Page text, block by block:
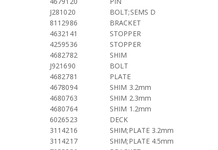
J281020
BOLT;SEMS D
8112986
BRACKET
4632141
STOPPER
4259536
STOPPER
4682782
SHIM
J921690
BOLT
4682781
PLATE
4678094
SHIM 3.2mm
4680763
SHIM 2.3mm
4680764
SHIM 1.2mm
6026523
DECK
3114216
SHIM;PLATE 3.2mm
3114217
SHIM;PLATE 4.5mm